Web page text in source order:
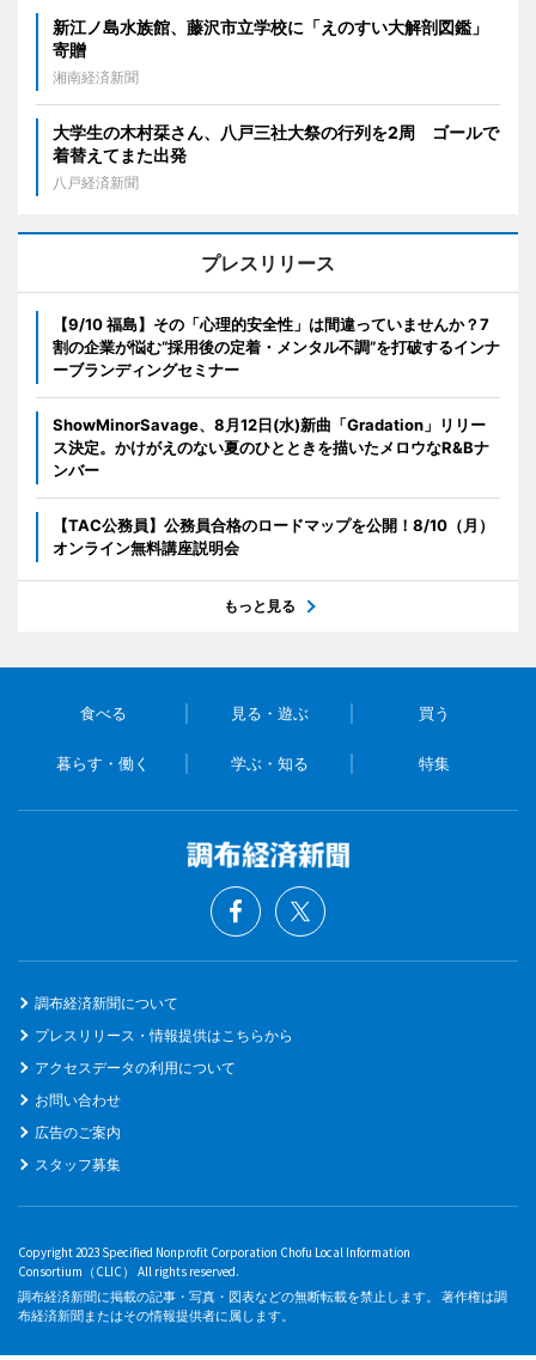
新江ノ島水族館、藤沢市立学校に「えのすい大解剖図鑑」
寄贈
湘南経済新聞
大学生の木村栞さん、八戸三社大祭の行列を2周 ゴールで
着替えてまた出発
八戸経済新聞
プレスリリース
【9/10 福島】その「心理的安全性」は間違っていませんか？7
割の企業が悩む“採用後の定着・メンタル不調”を打破するインナ
ーブランディングセミナー
ShowMinorSavage、8月12日(水)新曲「Gradation」リリー
ス決定。かけがえのない夏のひとときを描いたメロウなR&Bナ
ンバー
【TAC公務員】公務員合格のロードマップを公開！8/10（月）
オンライン無料講座説明会
もっと見る
食べる 見る・遊ぶ 買う
暮らす・働く 学ぶ・知る 特集
調布経済新聞について
プレスリリース・情報提供はこちらから
アクセスデータの利用について
お問い合わせ
広告のご案内
スタッフ募集
Copyright 2023 Specified Nonprofit Corporation Chofu Local Information
Consortium（CLIC） All rights reserved.
調布経済新聞に掲載の記事・写真・図表などの無断転載を禁止します。 著作権は調
布経済新聞またはその情報提供者に属します。